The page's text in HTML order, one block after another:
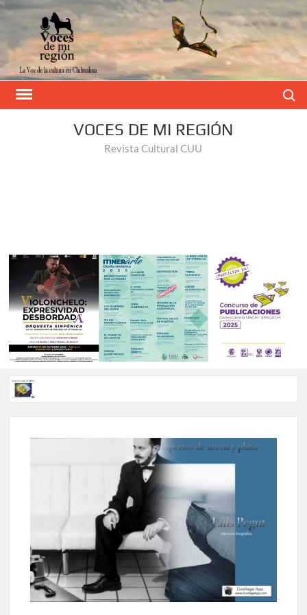
VOCES DE MI REGIÓN
Revista Cultural CUU
Voces de Papel Parral, edición especial Coyame del Sotol
Voces de papel Parral edición Carlos Montemayor #35
A 18 años de su partida, Teatro Bárbaro rinde homenaje a
Víctor Hugo Rascón Banda con Voces en el umbral
Invitan a participar en “Convocatoria UACH-SPAUACH
2026” para publicar textos académicos con sello editorial.